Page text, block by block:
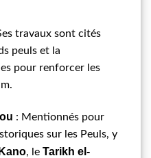
travaux sont cités
peuls et la
pour renforcer les
: Mentionnés pour
sur les Peuls, y
Kano, le Tarikh el-